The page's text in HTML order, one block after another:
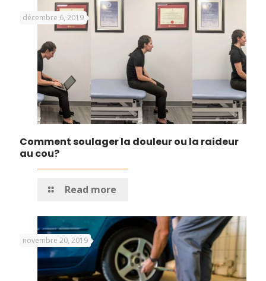
décembre 6, 2019
Comment soulager la douleur ou la raideur
au cou?
Read more
novembre 20, 2019